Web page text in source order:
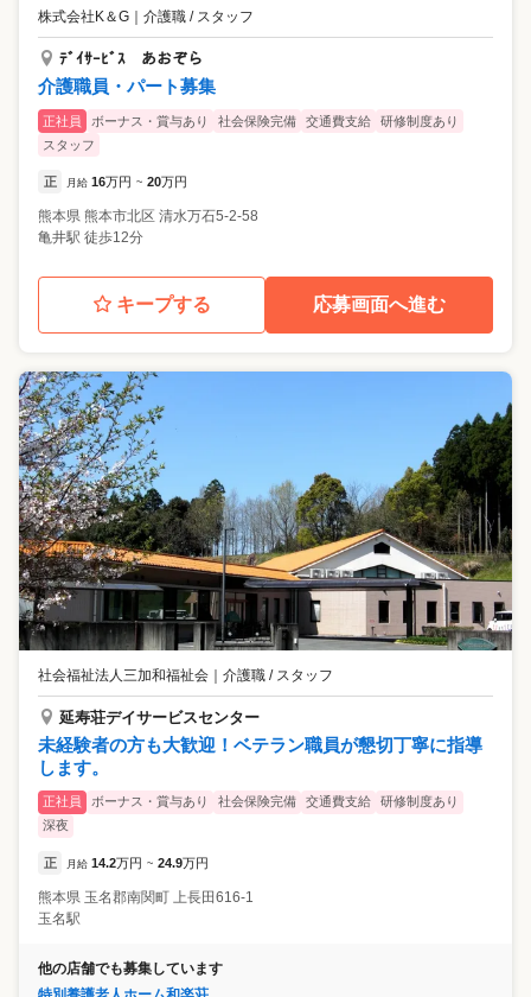
株式会社K＆G 介護職 / スタッフ
ﾃﾞｲｻｰﾋﾞｽ あおぞら
介護職員・パート募集
正社員 ボーナス・賞与あり 社会保険完備 交通費支給
研修制度あり
スタッフ
正 月給 16万円 ~ 20万円
熊本県 熊本市北区 清水万石5-2-58
亀井駅 徒歩12分
キープする 応募画面へ進む
社会福祉法人三加和福祉会 ｜ 介護職 / スタッフ
延寿荘デイサービスセンター
未経験者の方も大歓迎！ベテラン職員が懇切丁寧に指導
します。
正社員 ボーナス・賞与あり 社会保険完備 交通費支給
研修制度あり
深夜
正 月給 14.2万円 ~ 24.9万円
熊本県 玉名郡南関町
上長田616-1
玉名駅
他の店舗でも募集しています